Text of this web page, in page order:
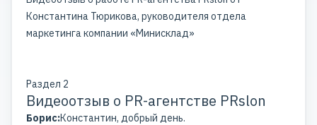
Константина Тюрикова, руководителя отдела
маркетинга компании «Минисклад»
Раздел 2
Видеоотзыв о PR-агентстве PRslon
Борис:Константин, добрый день.